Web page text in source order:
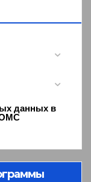
данных в